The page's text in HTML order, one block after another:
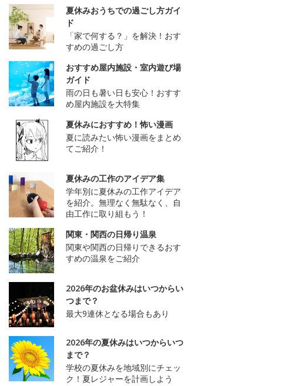
夏休みおうちでの過ごし方ガイ
ド
「家で何する？」を解決！おす
すめの過ごし方
おすすめ屋内施設・室内遊び場
ガイド
雨の日も暑い日も安心！おすす
め屋内施設を大特集
夏休みにおすすめ！怖い漫画
夏に読みたい怖い漫画をまとめ
てご紹介！
夏休みの工作のアイデア集
学年別に夏休みの工作アイデア
を紹介。無理なく無駄なく、自
由工作に取り組もう！
関東・関西の日帰り温泉
関東や関西の日帰りできるおす
すめの温泉をご紹介
2026年のお盆休みはいつからい
つまで？
最大9連休となる場合もあり
2026年の夏休みはいつからいつ
まで？
学校の夏休みを地域別にチェッ
ク！夏レジャーを計画しよう